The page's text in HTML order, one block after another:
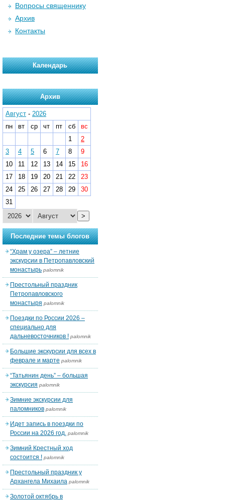
Вопросы священнику
Архив
Контакты
Календарь
Архив
Август - 2026
пн
вт ср чт пт сб
вс
1
2
3
4 5 6 7 8
9
10
11 12 13 14 15
16
17
18 19 20 21 22
23
24
25 26 27 28 29
30
31
>
Последние темы блогов
“Храм у озера” – летние
экскурсии в Петропавловский
монастырь palomnik
Престольный праздник
Петропавловского
монастыря palomnik
Поездки по России 2026 –
специально для
дальневосточников ! palomnik
Большие экскурсии для всех в
феврале и марте palomnik
“Татьянин день” – большая
экскурсия palomnik
Зимние экскурсии для
паломников palomnik
Идет запись в поездки по
России на 2026 год. palomnik
Зимний Крестный ход
состоится ! palomnik
Престольный праздник у
Архангела Михаила palomnik
Золотой октябрь в